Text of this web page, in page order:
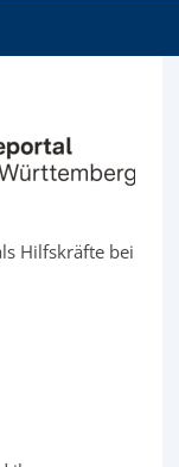
Hilfskräfte bei